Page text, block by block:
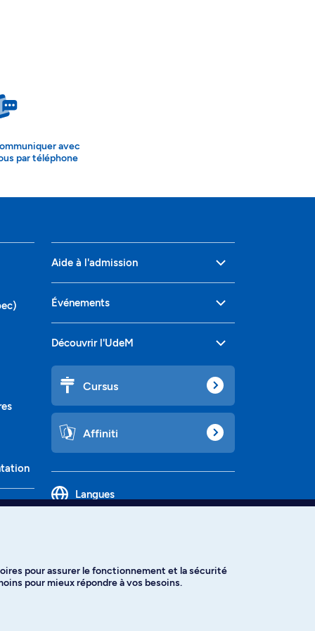
avec
par téléphone
Aide à l'admission
Événements
Découvrir l'UdeM
Cursus
Affiniti
Langues
pour assurer le fonctionnement et la sécurité
pour mieux répondre à vos besoins.